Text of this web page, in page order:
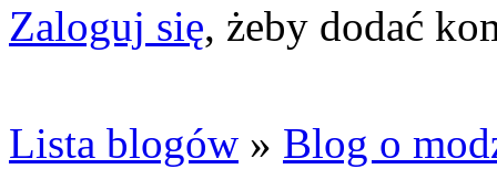
Zaloguj się, żeby dodać
Lista blogów » Blog o